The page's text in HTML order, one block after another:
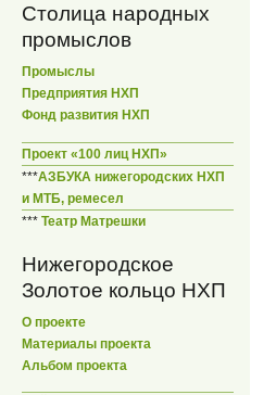
Столица народных
промыслов
Промыслы
Предприятия НХП
Фонд развития НХП
Проект «100 лиц НХП»
***АЗБУКА нижегородских НХП
и МТБ, ремесел
*** Театр Матрешки
Нижегородское
Золотое кольцо НХП
О проекте
Материалы проекта
Альбом проекта